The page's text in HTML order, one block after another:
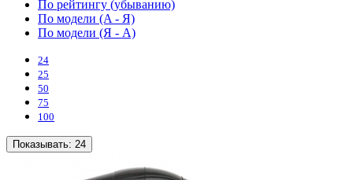
По рейтингу (убыванию)
По модели (A - Я)
По модели (Я - A)
24
25
50
75
100
Показывать: 24